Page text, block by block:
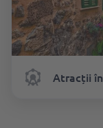
Atracții